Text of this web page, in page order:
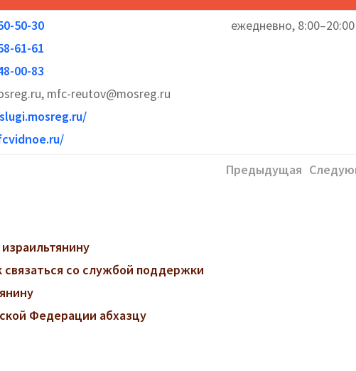
50-30
61-61
00-83
mfc-reutov@mosreg.ru
ежедневно, 8:00–20:00
Предыдущая
связаться со службой поддержки
Федерации абхазцу